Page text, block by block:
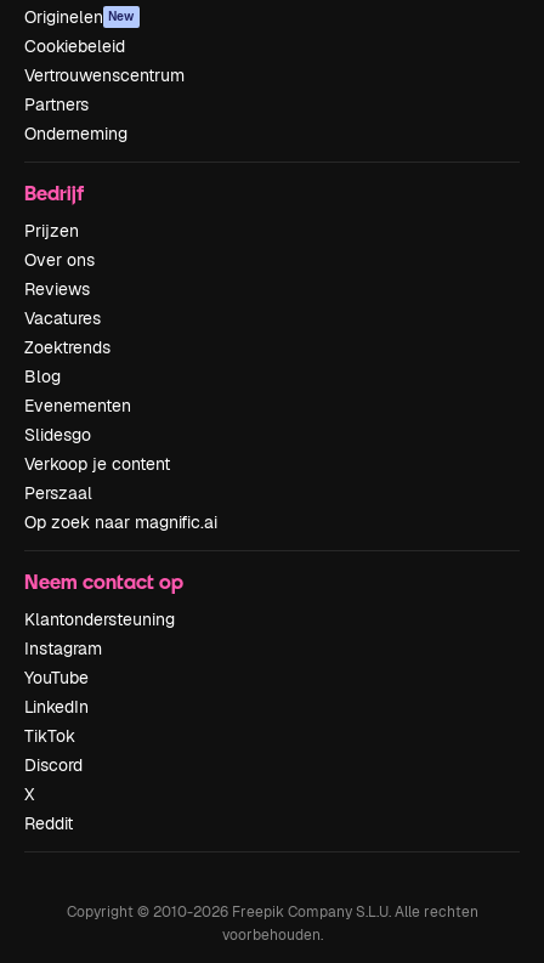
Originelen New
Cookiebeleid
Vertrouwenscentrum
Partners
Onderneming
Bedrijf
Prijzen
Over ons
Reviews
Vacatures
Zoektrends
Blog
Evenementen
Slidesgo
Verkoop je content
Perszaal
Op zoek naar magnific.ai
Neem contact op
Klantondersteuning
Instagram
YouTube
LinkedIn
TikTok
Discord
X
Reddit
Copyright © 2010-2026Freepik Company S.L.U. Alle rechten
voorbehouden.